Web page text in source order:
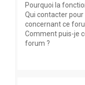
Pourquoi la
Qui contacter
concernant ce
Comment puis-je
forum ?